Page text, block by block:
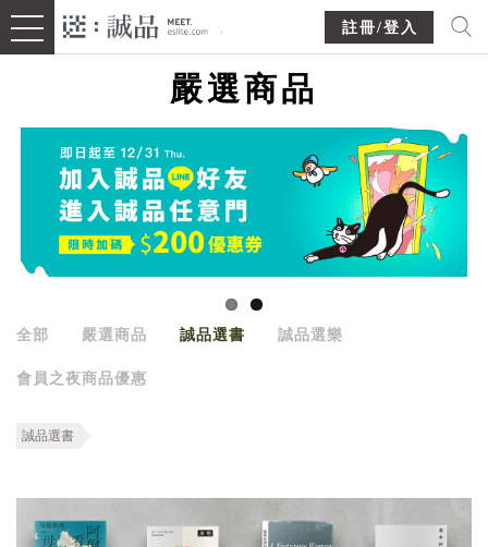
註冊/登入
嚴選商品
全部 嚴選商品 誠品選書 誠品選樂
會員之夜商品優惠
誠品選書